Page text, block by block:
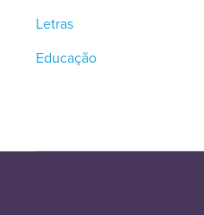
Letras
Educação